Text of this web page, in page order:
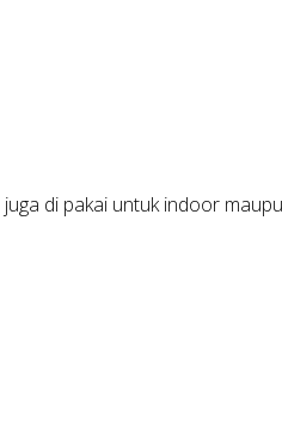
di pakai untuk indoor